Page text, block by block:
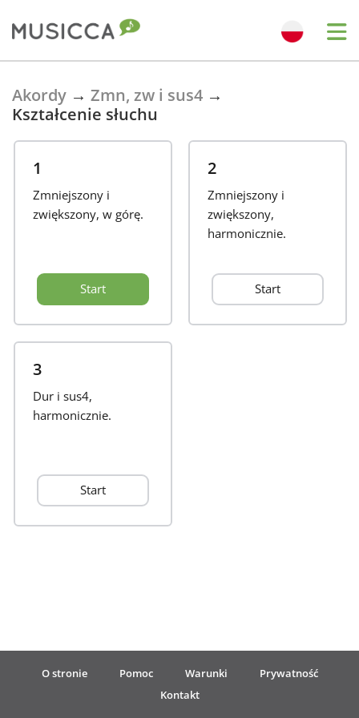
English
Español
Français
Akordy → Zmn, zw i sus4 →
Kształcenie słuchu
1
Zmniejszony i
zwiększony, w górę.
Start
2
Zmniejszony i
zwiększony,
harmonicznie.
Start
3
Dur i sus4,
harmonicznie.
Start
O stronie Pomoc Warunki
Prywatność
Kontakt